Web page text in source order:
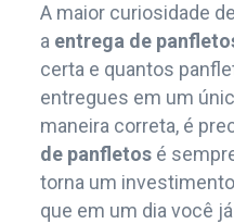
A maior curiosidade
a entrega de
certa e quantos
entregues em um
maneira correta, é
de panfletosé
torna um
que em um dia você